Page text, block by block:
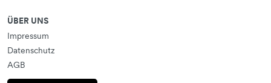
ÜBER UNS
Impressum
Datenschutz
AGB